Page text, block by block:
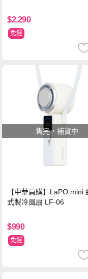
$2,290
免運
售完，補貨中
【中華員購】LaPO mini
式製冷風扇 LF-06
$990
免運